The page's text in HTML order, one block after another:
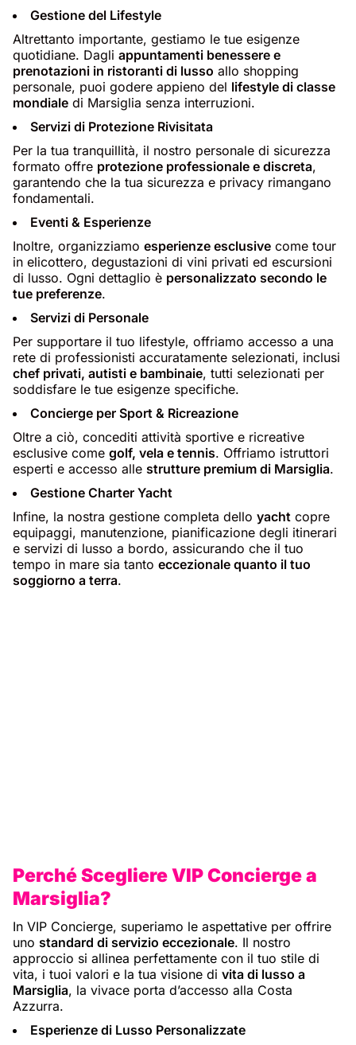
Gestione del Lifestyle
Altrettanto importante, gestiamo le tue esigenze
quotidiane. Dagli appuntamenti benessere e
prenotazioni in ristoranti di lusso allo shopping
personale, puoi godere appieno del lifestyle di classe
mondiale di Marsiglia senza interruzioni.
Servizi di Protezione Rivisitata
Per la tua tranquillità, il nostro personale di sicurezza
formato offre protezione professionale e discreta,
garantendo che la tua sicurezza e privacy rimangano
fondamentali.
Eventi & Esperienze
Inoltre, organizziamo esperienze esclusive come tour
in elicottero, degustazioni di vini privati ed escursioni
di lusso. Ogni dettaglio è personalizzato secondo le
tue preferenze.
Servizi di Personale
Per supportare il tuo lifestyle, offriamo accesso a una
rete di professionisti accuratamente selezionati, inclusi
chef privati, autisti e bambinaie, tutti selezionati per
soddisfare le tue esigenze specifiche.
Concierge per Sport & Ricreazione
Oltre a ciò, concediti attività sportive e ricreative
esclusive come golf, vela e tennis. Offriamo istruttori
esperti e accesso alle strutture premium di Marsiglia.
Gestione Charter Yacht
Infine, la nostra gestione completa dello yacht copre
equipaggi, manutenzione, pianificazione degli itinerari
e servizi di lusso a bordo, assicurando che il tuo
tempo in mare sia tanto eccezionale quanto il tuo
soggiorno a terra.
Perché Scegliere VIP Concierge a
Marsiglia?
In VIP Concierge, superiamo le aspettative per offrire
uno standard di servizio eccezionale. Il nostro
approccio si allinea perfettamente con il tuo stile di
vita, i tuoi valori e la tua visione di vita di lusso a
Marsiglia, la vivace porta d’accesso alla Costa
Azzurra.
Esperienze di Lusso Personalizzate